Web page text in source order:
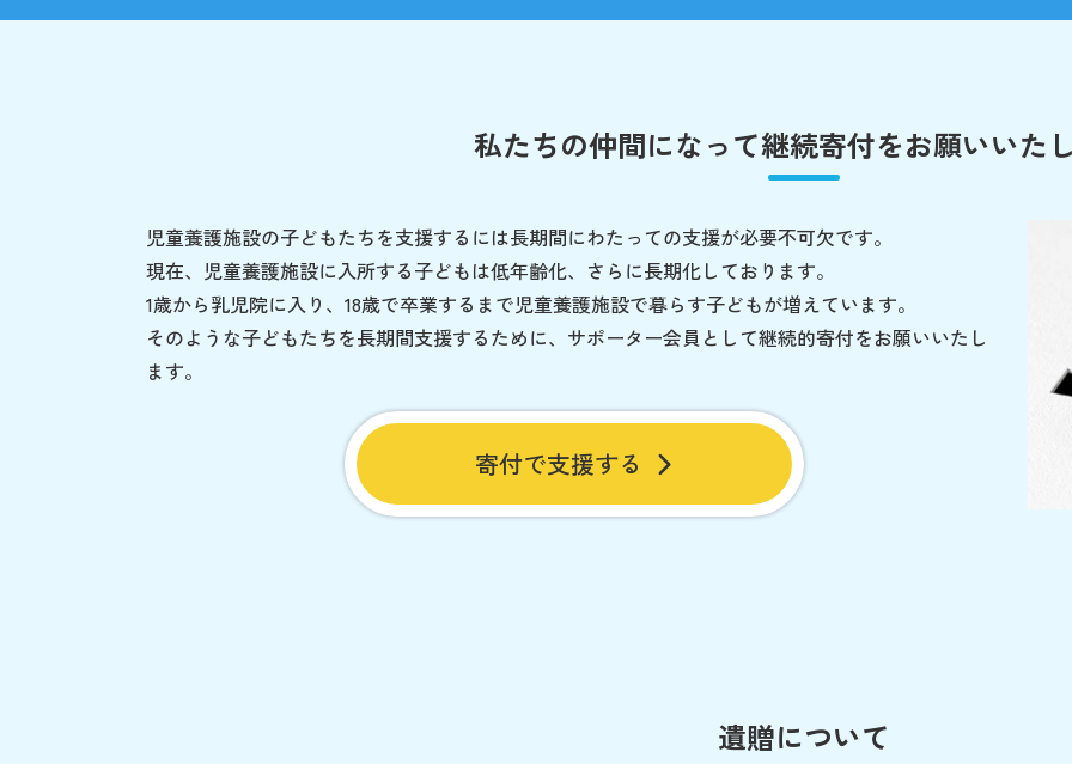
私たちの仲間になって継続寄付をお願いいた
児童養護施設の子どもたちを支援するには長期間にわたっての支援が必要不可欠です。
現在、児童養護施設に入所する子どもは低年齢化、さらに長期化しております。
1歳から乳児院に入り、18歳で卒業するまで児童養護施設で暮らす子どもが増えています。
そのような子どもたちを長期間支援するために、サポーター会員として継続的寄付をお願いいたし
ます。
寄付で支援する
遺贈について